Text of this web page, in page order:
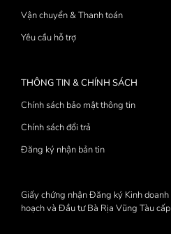
Vận chuyển & Thanh toán
Yêu cầu hỗ trợ
THÔNG TIN & CHÍNH SÁCH
Chính sách bảo mật thông tin
Chính sách đổi trả
Đăng ký nhận bản tin
Giấy chứng nhận Đăng ký Kinh
hoạch và Đầu tư Bà Rịa Vũng Tàu